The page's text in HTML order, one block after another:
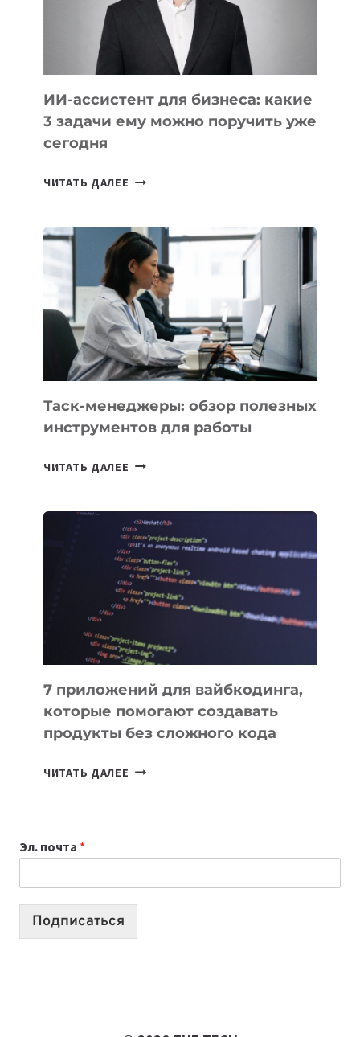
ТАДЖИКИСТАНА
ИИ-ассистент для бизнеса: какие
3 задачи ему можно поручить уже
сегодня
ЧИТАТЬ ДАЛЕЕ ИИ-
БИЗНЕСА:
КАКИЕ
3
ЗАДАЧИ
ЕМУ
МОЖНО
ПОРУЧИТЬ
УЖЕ
Таск-менеджеры: обзор полезных
инструментов для работы
ЧИТАТЬ ДАЛЕЕ ТАСК-
ПОЛЕЗНЫХ
ИНСТРУМЕНТОВ
ДЛЯ
РАБОТЫ
7 приложений для вайбкодинга,
которые помогают создавать
продукты без сложного кода
ЧИТАТЬ ДАЛЕЕ 7
СОЗДАВАТЬ
ПРОДУКТЫ
Эл. почта *
Подписаться